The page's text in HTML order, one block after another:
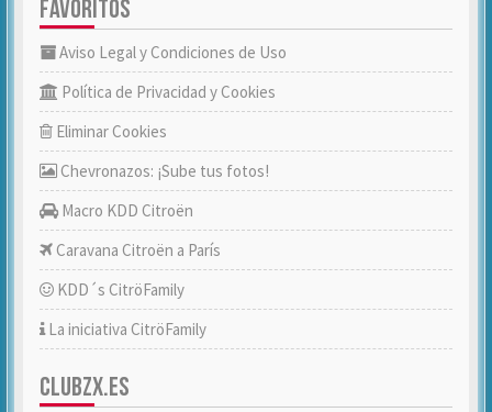
FAVORITOS
Aviso Legal y Condiciones de Uso
Política de Privacidad y Cookies
Eliminar Cookies
Chevronazos: ¡Sube tus fotos!
Macro KDD Citroën
Caravana Citroën a París
KDD´s CitröFamily
La iniciativa CitröFamily
CLUBZX.ES